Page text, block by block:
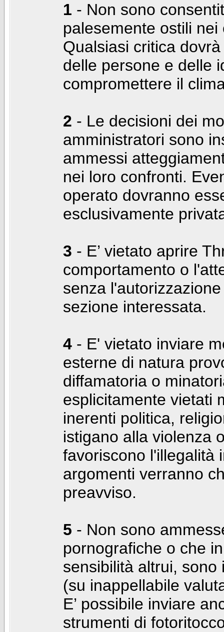
1 - Non sono
palesemente ostili
Qualsiasi critica
delle persone e delle
compromettere il
2 - Le decisioni dei
amministratori sono
ammessi
nei loro confronti.
operato dovranno
esclusivamente
3 - E’ vietato aprire
comportamento o
senza
sezione interessata.
4 - E' vietato inviare
esterne di natura
diffamatoria o
esplicitamente vietati
inerenti politica,
istigano alla violenza
favoriscono l'illegalità
argomenti verranno
preavviso.
5 - Non sono
pornografiche o che
sensibilità altrui,
(su inappellabile
E’ possibile inviare
strumenti di